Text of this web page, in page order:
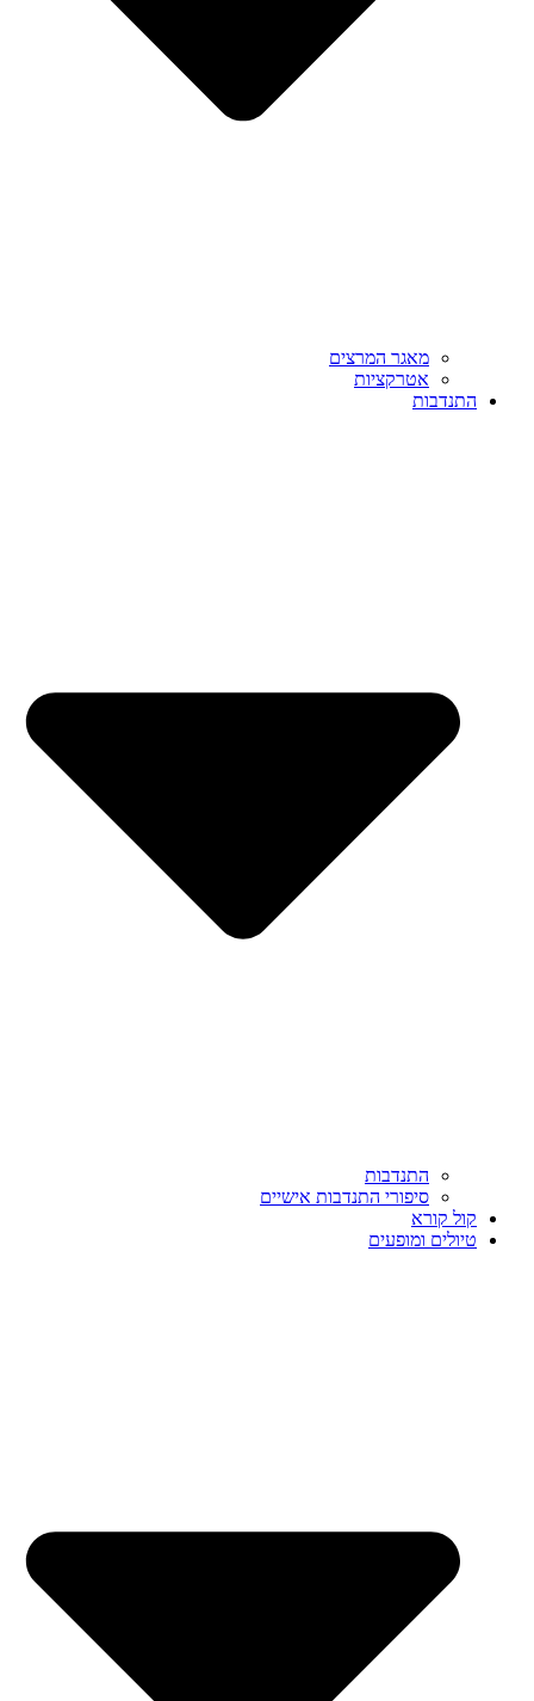
מאגר המרצים
אטרקציות
התנדבות
התנדבות
סיפורי התנדבות אישיים
קול קורא
טיולים ומופעים